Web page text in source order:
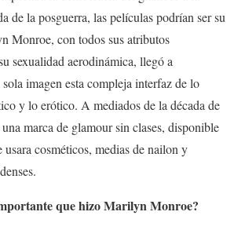
de la posguerra, las películas podrían ser su
Monroe, con todos sus atributos
sexualidad aerodinámica, llegó a
imagen esta compleja interfaz de lo
y lo erótico. A mediados de la década de
marca de glamour sin clases, disponible
usara cosméticos, medias de nailon y
que hizo Marilyn Monroe?